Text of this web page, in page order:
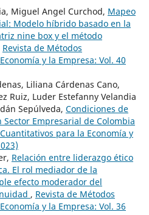
Miguel Angel Curchod, Mapeo
Modelo híbrido basado en la
nine box y el método
Revista de Métodos
y la Empresa: Vol. 40
Liliana Cárdenas Cano,
Ruiz, Luder Estefanny Velandia
Sepúlveda, Condiciones de
Empresarial de Colombia
para la Economía y
Relación entre liderazgo ético
El rol mediador de la
efecto moderador del
, Revista de Métodos
y la Empresa: Vol. 36